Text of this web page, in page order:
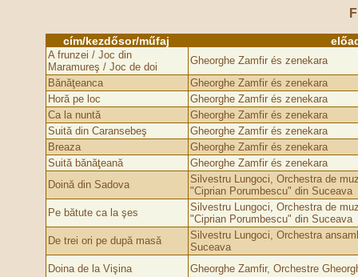
cím/kezdősor/műfaj
A frunzei / Joc din
Maramureş / Joc de doi
Gheorghe Zamfir és zenekara
Bănăţeanca
Gheorghe Zamfir és zenekara
Horă pe loc
Gheorghe Zamfir és zenekara
Ca la nuntă
Gheorghe Zamfir és zenekara
Suită din Caransebeş
Gheorghe Zamfir és zenekara
Breaza
Gheorghe Zamfir és zenekara
Suită bănăţeană
Gheorghe Zamfir és zenekara
Doină din Sadova
Silvestru Lungoci, Orchestra de
"Ciprian Porumbescu" din Suceava
Pe bătute ca la şes
Silvestru Lungoci, Orchestra de
"Ciprian Porumbescu" din Suceava
De trei ori pe după masă
Silvestru Lungoci, Orchestra
Suceava
Doina de la Vişina
Gheorghe Zamfir, Orchestre